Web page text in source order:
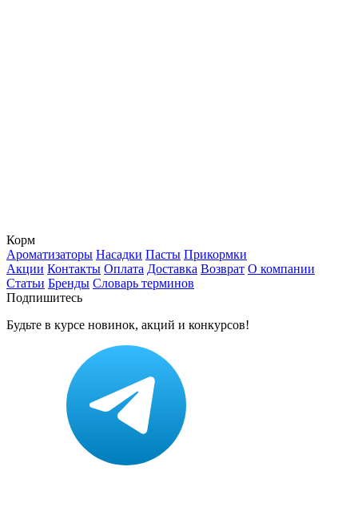
Корм
Ароматизаторы Насадки Пасты Прикормки
Акции Контакты Оплата Доставка Возврат О компании
Статьи Бренды Словарь терминов
Подпишитесь
Будьте в курсе новинок, акций и конкурсов!